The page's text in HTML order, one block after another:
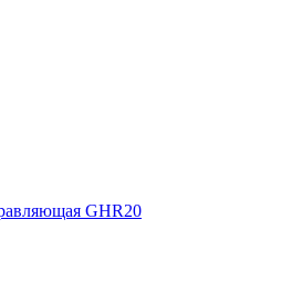
GHR20